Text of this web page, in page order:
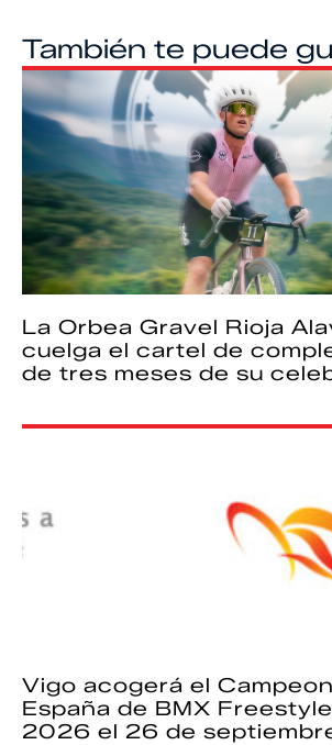
También te puede
La Orbea Gravel Rioja
cuelga el cartel de
de tres meses de su
Vigo acogerá el
España de BMX
2026 el 26 de